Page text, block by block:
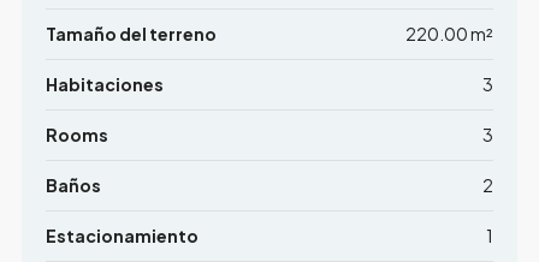
Tamaño del terreno 220.00 m²
Habitaciones 3
Rooms 3
Baños 2
Estacionamiento 1